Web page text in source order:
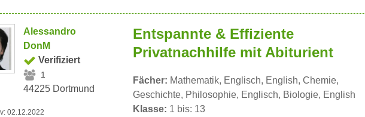
Alessandro
DonM
Verifiziert
1
44225 Dortmund
02.12.2022
Entspannte & Effiziente
Privatnachhilfe mit Abiturient
Fächer: Mathematik, Englisch, English, Chemie,
Geschichte, Philosophie, Englisch, Biologie, English
Klasse: 1 bis: 13